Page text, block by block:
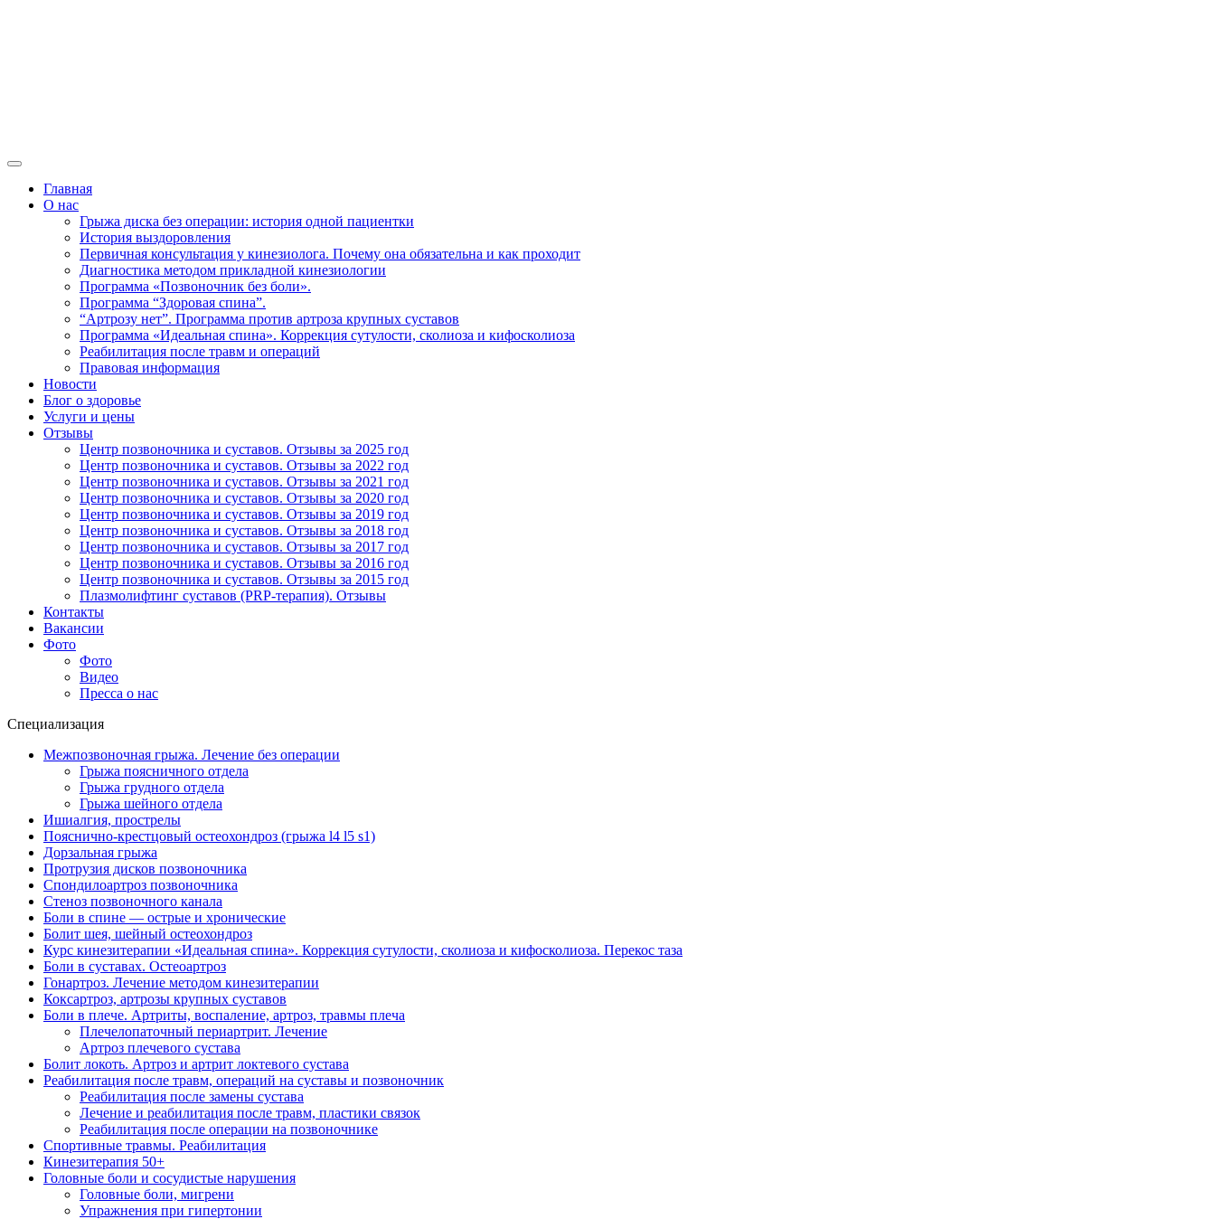
Главная
О нас
Грыжа диска без операции: история одной пациентки
История выздоровления
Первичная консультация у кинезиолога. Почему она обязательна и как проходит
Диагностика методом прикладной кинезиологии
Программа «Позвоночник без боли».
Программа “Здоровая спина”.
“Артрозу нет”. Программа против артроза крупных суставов
Программа «Идеальная спина». Коррекция сутулости, сколиоза и кифосколиоза
Реабилитация после травм и операций
Правовая информация
Новости
Блог о здоровье
Услуги и цены
Отзывы
Центр позвоночника и суставов. Отзывы за 2025 год
Центр позвоночника и суставов. Отзывы за 2022 год
Центр позвоночника и суставов. Отзывы за 2021 год
Центр позвоночника и суставов. Отзывы за 2020 год
Центр позвоночника и суставов. Отзывы за 2019 год
Центр позвоночника и суставов. Отзывы за 2018 год
Центр позвоночника и суставов. Отзывы за 2017 год
Центр позвоночника и суставов. Отзывы за 2016 год
Центр позвоночника и суставов. Отзывы за 2015 год
Плазмолифтинг суставов (PRP-терапия). Отзывы
Контакты
Вакансии
Фото
Фото
Видео
Пресса о нас
Специализация
Межпозвоночная грыжа. Лечение без операции
Грыжа поясничного отдела
Грыжа грудного отдела
Грыжа шейного отдела
Ишиалгия, прострелы
Пояснично-крестцовый остеохондроз (грыжа l4 l5 s1)
Дорзальная грыжа
Протрузия дисков позвоночника
Спондилоартроз позвоночника
Стеноз позвоночного канала
Боли в спине — острые и хронические
Болит шея, шейный остеохондроз
Курс кинезитерапии «Идеальная спина». Коррекция сутулости, сколиоза и кифосколиоза. Перекос таза
Боли в суставах. Остеоартроз
Гонартроз. Лечение методом кинезитерапии
Коксартроз, артрозы крупных суставов
Боли в плече. Артриты, воспаление, артроз, травмы плеча
Плечелопаточный периартрит. Лечение
Артроз плечевого сустава
Болит локоть. Артроз и артрит локтевого сустава
Реабилитация после травм, операций на суставы и позвоночник
Реабилитация после замены сустава
Лечение и реабилитация после травм, пластики связок
Реабилитация после операции на позвоночнике
Спортивные травмы. Реабилитация
Кинезитерапия 50+
Головные боли и сосудистые нарушения
Головные боли, мигрени
Упражнения при гипертонии